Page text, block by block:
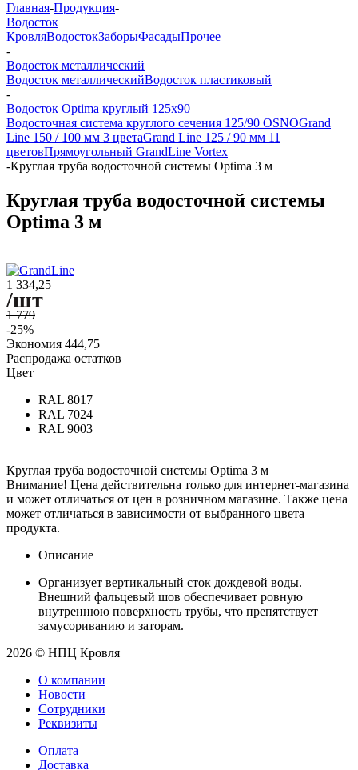
Главная-Продукция-
Водосток
КровляВодостокЗаборыФасадыПрочее
-
Водосток металлический
Водосток металлическийВодосток пластиковый
-
Водосток Optima круглый 125x90
Водосточная система круглого сечения 125/90 OSNOGrand
Line 150 / 100 мм 3 цветаGrand Line 125 / 90 мм 11
цветовПрямоугольный GrandLine Vortex
-Круглая труба водосточной системы Optima 3 м
Круглая труба водосточной системы
Optima 3 м
1 334,25
/шт
1 779
-25%
Экономия 444,75
Распродажа остатков
Цвет
RAL 8017
RAL 7024
RAL 9003
Круглая труба водосточной системы Optima 3 м
Внимание! Цена действительна только для интернет-магазина
и может отличаться от цен в розничном магазине. Также цена
может отличаться в зависимости от выбранного цвета
продукта.
Описание
Организует вертикальный сток дождевой воды.
Внешний фальцевый шов обеспечивает ровную
внутреннюю поверхность трубы, что препятствует
замусориванию и заторам.
2026 © НПЦ Кровля
О компании
Новости
Сотрудники
Реквизиты
Оплата
Доставка